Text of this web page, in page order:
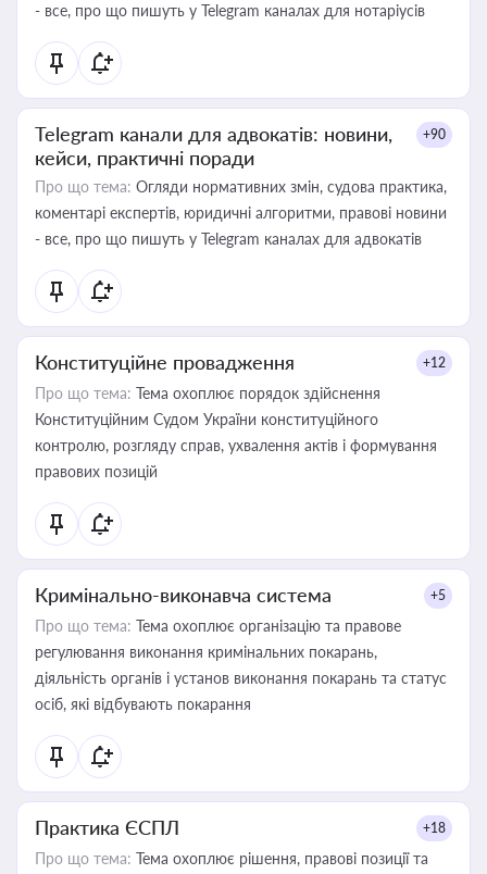
- все, про що пишуть у Telegram каналах для нотаріусів
Telegram канали для адвокатів: новини,
кейси, практичні поради
+90
Про що тема: Огляди нормативних змін, судова практика,
коментарі експертів, юридичні алгоритми, правові новини
- все, про що пишуть у Telegram каналах для адвокатів
Конституційне провадження +12
Про що тема: Тема охоплює порядок здійснення
Конституційним Судом України конституційного
контролю, розгляду справ, ухвалення актів і формування
правових позицій
Кримінально-виконавча система +5
Про що тема: Тема охоплює організацію та правове
регулювання виконання кримінальних покарань,
діяльність органів і установ виконання покарань та статус
осіб, які відбувають покарання
Практика ЄСПЛ +18
Про що тема: Тема охоплює рішення, правові позиції та